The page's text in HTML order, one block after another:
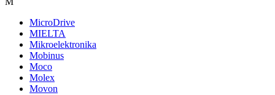
MicroDrive
MIELTA
Mikroelektronika
Mobinus
Moco
Molex
Movon